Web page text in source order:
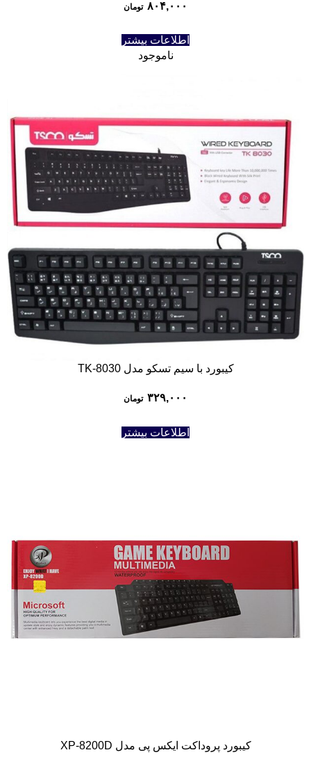
۸۰۴,۰۰۰ تومان
اطلاعات بیشتر
ناموجود
کیبورد با سیم تسکو مدل TK-8030
۳۲۹,۰۰۰ تومان
اطلاعات بیشتر
کیبورد پروداکت ایکس پی مدل XP-8200D